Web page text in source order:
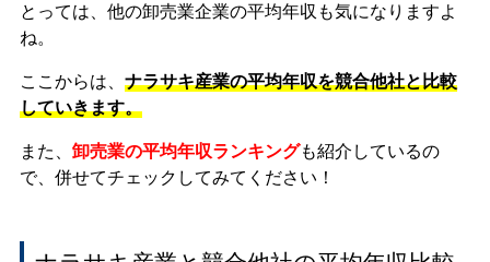
とっては、他の卸売業企業の平均年収も気になりますよ
ね。
ここからは、 ナラサキ産業の平均年収を競合他社と比較
していきます。
また、 卸売業の平均年収ランキングも紹介しているの
で、併せてチェックしてみてください！